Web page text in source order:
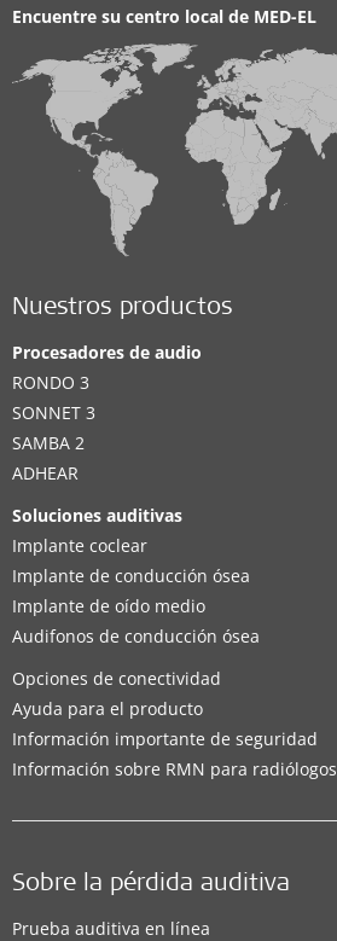
Encuentre su centro local de MED-EL
Nuestros productos
Procesadores de audio
RONDO 3
SONNET 3
SAMBA 2
ADHEAR
Soluciones auditivas
Implante coclear
Implante de conducción ósea
Implante de oído medio
Audifonos de conducción ósea
Opciones de conectividad
Ayuda para el producto
Información importante de seguridad
Información sobre RMN para radiólogos
Sobre la pérdida auditiva
Prueba auditiva en línea